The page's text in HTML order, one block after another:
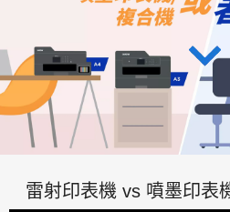
雷射印表機 vs 噴墨印表